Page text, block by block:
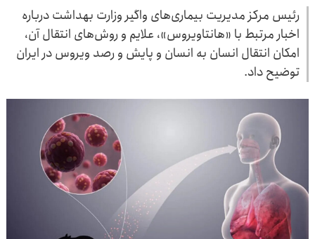
رئیس مرکز مدیریت بیماری‌های واگیر وزارت بهداشت درباره
اخبار مرتبط با «هانتاویروس»، علایم و روش‌های انتقال آن،
امکان انتقال انسان به انسان و پایش و رصد ویروس در ایران
توضیح داد.